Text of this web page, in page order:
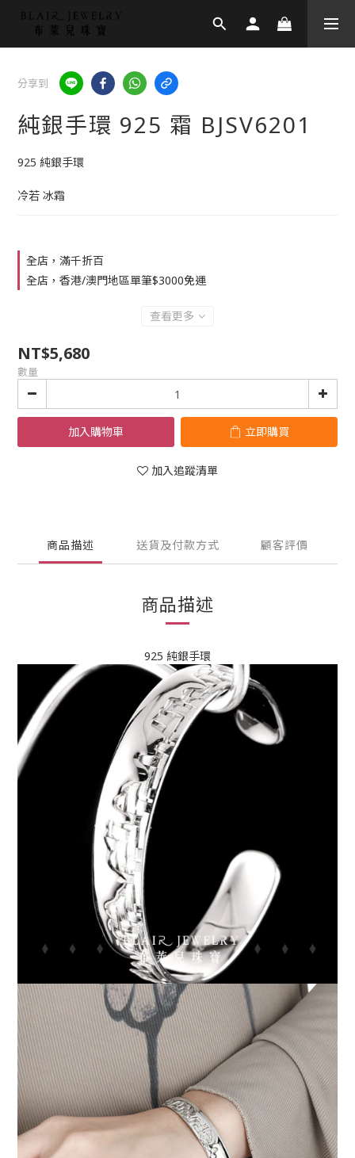
分享到
純銀手環 925 霜 BJSV6201
925 純銀手環
冷若 冰霜
全店，滿千折百
全店，香港/澳門地區單筆$3000免運
查看更多
NT$5,680
數量
加入購物車 立即購買
加入追蹤清單
商品描述 送貨及付款方式 顧客評價
商品描述
925 純銀手環